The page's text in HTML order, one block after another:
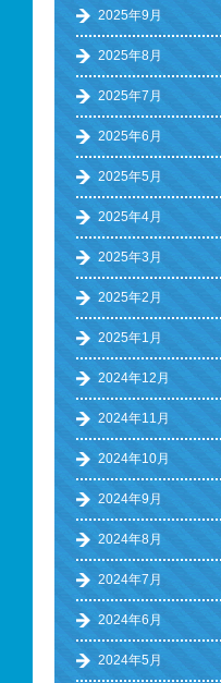
2025年9月
2025年8月
2025年7月
2025年6月
2025年5月
2025年4月
2025年3月
2025年2月
2025年1月
2024年12月
2024年11月
2024年10月
2024年9月
2024年8月
2024年7月
2024年6月
2024年5月